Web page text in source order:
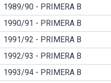
1989/90 - PRIMERA B
1990/91 - PRIMERA B
1991/92 - PRIMERA B
1992/93 - PRIMERA B
1993/94 - PRIMERA B